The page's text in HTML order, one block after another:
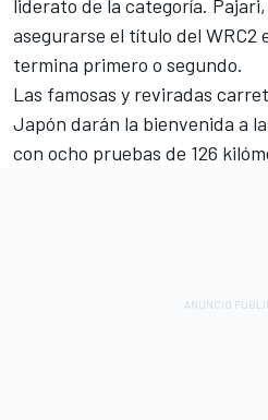
liderato de la categoría.
asegurarse el título del WRC2
termina primero o segundo.
Las famosas y reviradas
Japón darán la bienvenida a
con ocho pruebas de 126